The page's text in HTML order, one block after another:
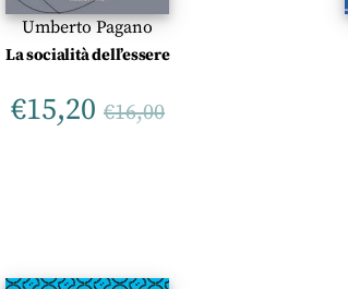
Umberto Pagano
La socialità dell’essere
€15,20 €16,00